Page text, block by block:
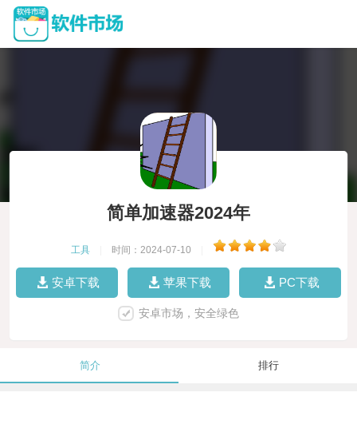
简单加速器2024年
工具 时间：2024-07-10
安卓下载 苹果下载 PC下载
安卓市场，安全绿色
简介 排行